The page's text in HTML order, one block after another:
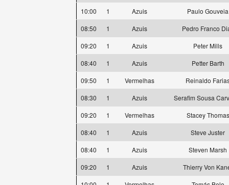
10:00
1 Azuis
Paulo Gouveia
08:50
1 Azuis
Pedro Franco
09:20
1 Azuis
Peter Mills
08:40
1 Azuis
Petter Barth
09:50
1 Vermelhas
Reinaldo
08:30
1 Azuis
Serafim Sousa
09:20
1 Vermelhas
Stacey Thomas
08:40
1 Azuis
Steve Juster
08:40
1 Azuis
Steven Marsh
09:20
1 Azuis
Thierry Von